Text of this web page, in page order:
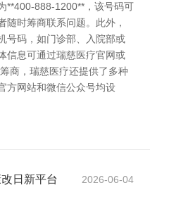
**400-888-1200**，该号码可
随时筹商联系问题。此外，
号码，如门诊部、入院部或
信息可通过瑞慈医疗官网或
商，瑞慈医疗还提供了多种
方网站和微信公众号均设
日新平台 2026-06-04